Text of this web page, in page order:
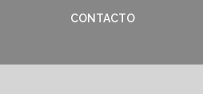
CONTACTO